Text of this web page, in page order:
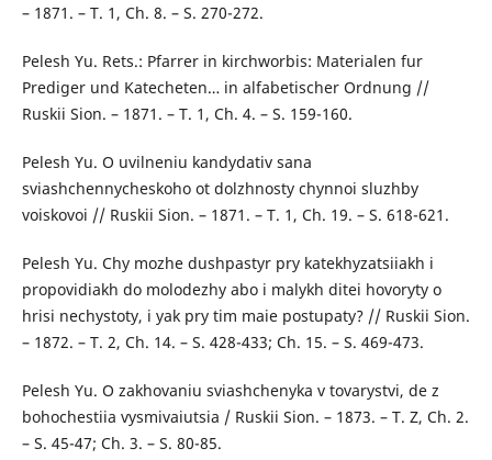
– 1871. – T. 1, Ch. 8. – S. 270-272.
Pelesh Yu. Rets.: Pfarrer in kirchworbis: Materialen fur
Prediger und Katecheten… in alfabetischer Ordnung //
Ruskii Sion. – 1871. – T. 1, Ch. 4. – S. 159-160.
Pelesh Yu. O uvilneniu kandydativ sana
sviashchennycheskoho ot dolzhnosty chynnoi sluzhby
voiskovoi // Ruskii Sion. – 1871. – T. 1, Ch. 19. – S. 618-621.
Pelesh Yu. Chy mozhe dushpastyr pry katekhyzatsiiakh i
propovidiakh do molodezhy abo i malykh ditei hovoryty o
hrisi nechystoty, i yak pry tim maie postupaty? // Ruskii Sion.
– 1872. – T. 2, Ch. 14. – S. 428-433; Ch. 15. – S. 469-473.
Pelesh Yu. O zakhovaniu sviashchenyka v tovarystvi, de z
bohochestiia vysmivaiutsia / Ruskii Sion. – 1873. – T. Z, Ch. 2.
– S. 45-47; Ch. 3. – S. 80-85.